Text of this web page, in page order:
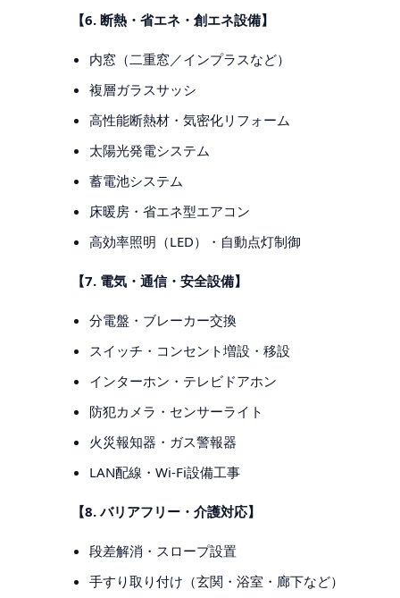
【6. 断熱・省エネ・創エネ設備】
内窓（二重窓／インプラスなど）
複層ガラスサッシ
高性能断熱材・気密化リフォーム
太陽光発電システム
蓄電池システム
床暖房・省エネ型エアコン
高効率照明（LED）・自動点灯制御
【7. 電気・通信・安全設備】
分電盤・ブレーカー交換
スイッチ・コンセント増設・移設
インターホン・テレビドアホン
防犯カメラ・センサーライト
火災報知器・ガス警報器
LAN配線・Wi-Fi設備工事
【8. バリアフリー・介護対応】
段差解消・スロープ設置
手すり取り付け（玄関・浴室・廊下など）